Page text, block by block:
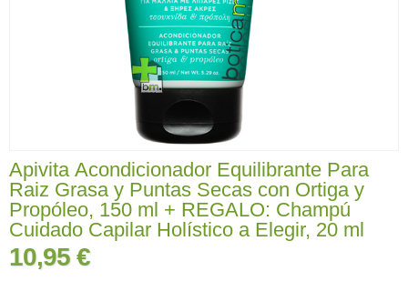
Apivita Acondicionador Equilibrante Para
Raiz Grasa y Puntas Secas con Ortiga y
Propóleo, 150 ml + REGALO: Champú
Cuidado Capilar Holístico a Elegir, 20 ml
10,95 €